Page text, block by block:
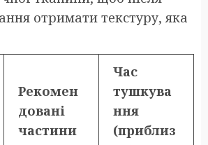
отримати текстуру, яка
Рекомен
довані
частини
Час
тушкува
ння
(приблиз